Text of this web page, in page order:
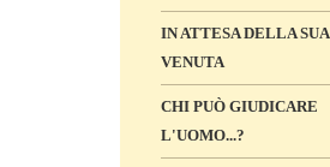
IN ATTESA DELLA SUA
VENUTA
CHI PUÒ GIUDICARE
L'UOMO...?